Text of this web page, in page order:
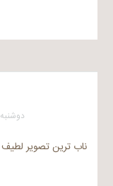
دوشنبه ۱۲ بهمن ۱۳۸۳ در ۱۱:۵۳ بعد از ظهر
ناب ترین تصویر